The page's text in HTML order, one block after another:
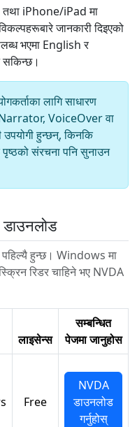
iPhone/iPad मा
जानकारी दिइएको
भएमा English र
सकिन्छ।
लागि साधारण
VoiceOver वा
हुन्छन्, किनकि
संरचना पनि सुनाउन
डाउनलोड
हुन्छ। Windows मा
रिडर चाहिने भए NVDA
लाइसेन्स
सम्बन्धित
पेजमा जानुहोस
Free
NVDA
डाउनलोड
गर्नुहोस्